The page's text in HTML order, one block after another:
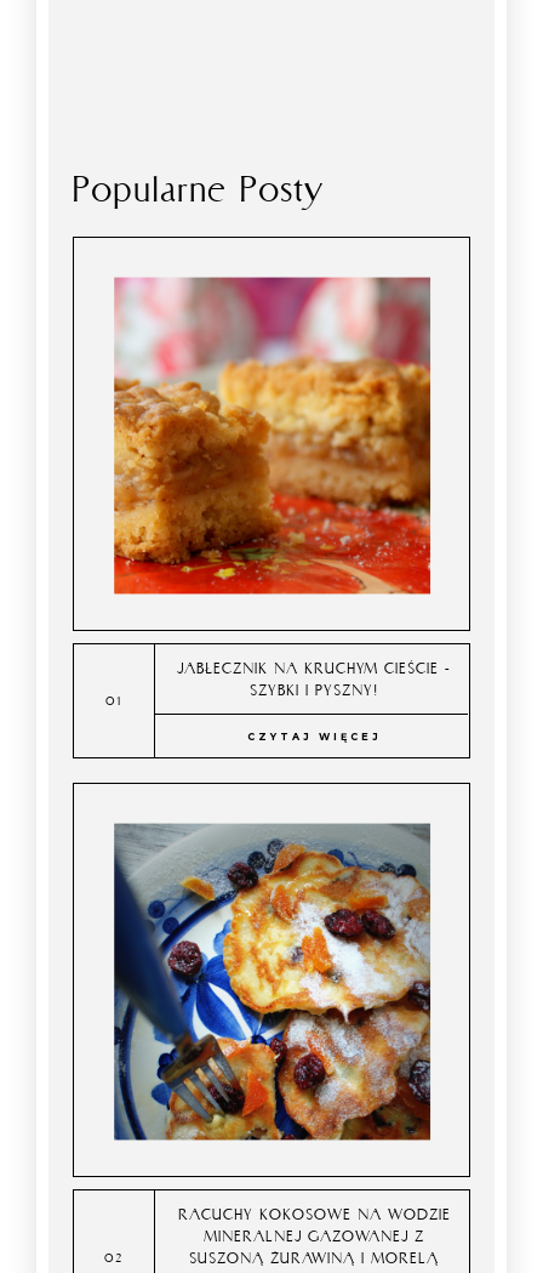
Popularne Posty
JABŁECZNIK NA KRUCHYM CIEŚCIE -
SZYBKI I PYSZNY!
CZYTAJ WIĘCEJ
RACUCHY KOKOSOWE NA WODZIE
MINERALNEJ GAZOWANEJ Z
SUSZONĄ ŻURAWINĄ I MORELĄ